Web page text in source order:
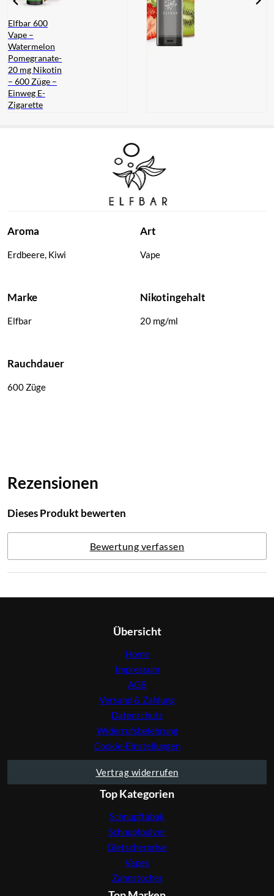
Elfbar 600
Vape –
Watermelon
Pomegranate-
20 mg Nikotin
– 600 Züge –
Einweg E-
Zigarette
Kiwi – 2er
Set – 20 mg
Aroma
Erdbeere, Kiwi
Art
Vape
Marke
Elfbar
Nikotingehalt
20 mg/ml
Rauchdauer
600 Züge
Rezensionen
Dieses Produkt bewerten
Bewertung verfassen
Übersicht
Home
Impressum
AGB
Versand & Zahlung
Datenschutz
Widerrufsbelehrung
Cookie-Einstellungen
Vertrag widerrufen
Top Kategorien
Schnupftabak
Schnupfpulver
Gletscherprise
Vapes
Zahnstocher